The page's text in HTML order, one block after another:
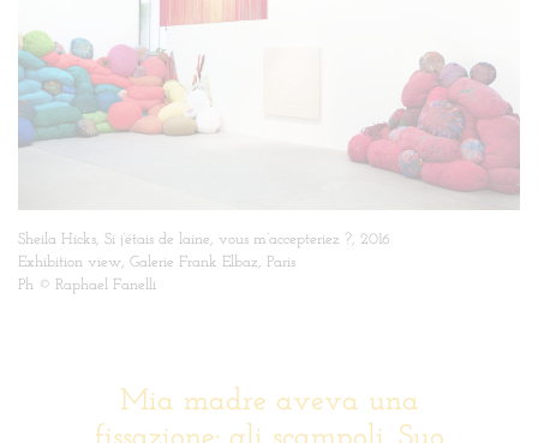
Sheila Hicks, Si j’étais de laine, vous m’accepteriez ?, 2016
Exhibition view, Galerie Frank Elbaz, Paris
Ph © Raphael Fanelli
Mia madre aveva una